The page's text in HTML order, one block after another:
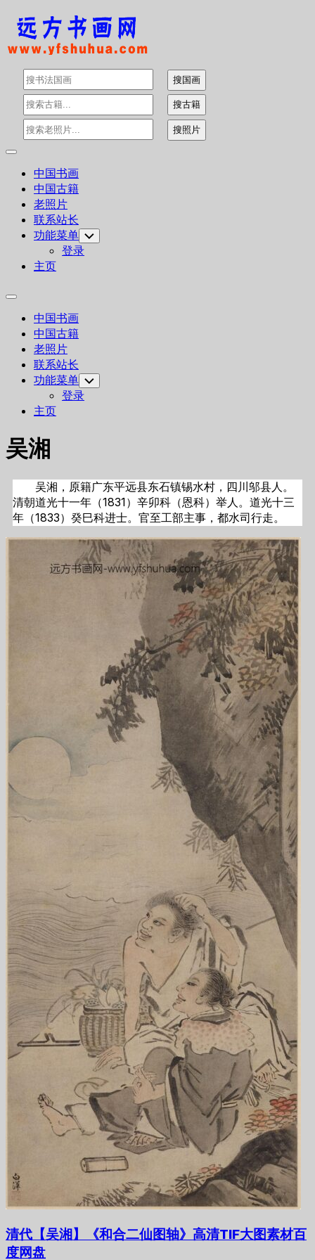
Skip
content
Expand
中国书画
中国古籍
老照片
联系站长
功能菜单 Toggle
Child
Menu
登录
主页
Expand
中国书画
中国古籍
老照片
联系站长
功能菜单 Toggle
Child
Menu
登录
主页
吴湘
吴湘，原籍广东平远县东石镇锡水村，四川邬县人。
清朝道光十一年（1831）辛卯科（恩科）举人。道光十三
年（1833）癸巳科进士。官至工部主事，都水司行走。
清代【吴湘】《和合二仙图轴》高清TIF大图素材百
度网盘